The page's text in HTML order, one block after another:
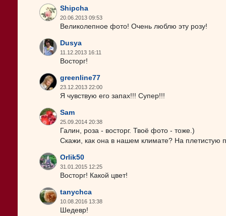
Shipcha
20.06.2013 09:53
Великолепное фото! Очень люблю эту розу!
Dusya
11.12.2013 16:11
Восторг!
greenline77
23.12.2013 22:00
Я чувствую его запах!!! Супер!!!
Sam
25.09.2014 20:38
Галин, роза - восторг. Твоё фото - тоже.)
Скажи, как она в нашем климате? На плетистую
Orlik50
31.01.2015 12:25
Восторг! Какой цвет!
tanychca
10.08.2016 13:38
Шедевр!